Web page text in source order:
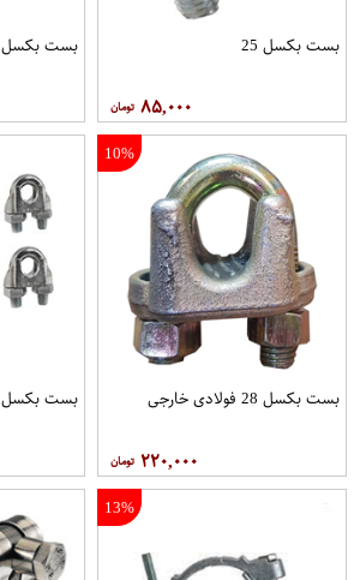
بست بکسل 25
۸۵,۰۰۰
بست بکسل 32 فولادی خارجی
10%
بست بکسل 28 فولادی خارجی
۲۲۰,۰۰۰
بست بکسل 34 خارجی
13%